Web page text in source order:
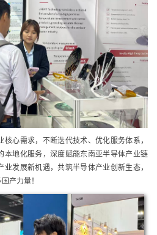
心需求，不断迭代技术、优化服务体系，
本地化服务，深度赋能东南亚半导体产业链
发展新机遇，共筑半导体产业创新生态，
产力量！